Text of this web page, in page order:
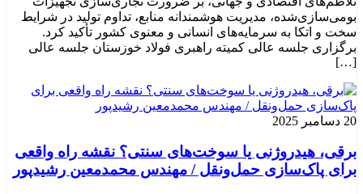
بومی‌سازی‌شده، مدیریت هوشمندانه منابع، تداوم تولید در شرایط
سخت و اتکا به سرمایه‌های انسانی و معنوی کشور تأکید کرد.
برگزاری جلسه عالی کمیته راهبری فولاد خوزستان جلسه عالی
[…]
20 دسامبر 2025
برقی، هیدروژنی یا سوخت‌های سنتی؟ نقشه راه واقعی
برای پاک‌سازی حمل‌ونقل / مهندس محمدمعین رشیدپور